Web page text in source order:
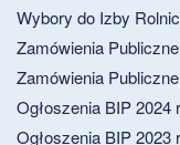
Wybory do Izby
Zamówienia
Zamówienia
Ogłoszenia BIP 2024
Ogłoszenia BIP 2023